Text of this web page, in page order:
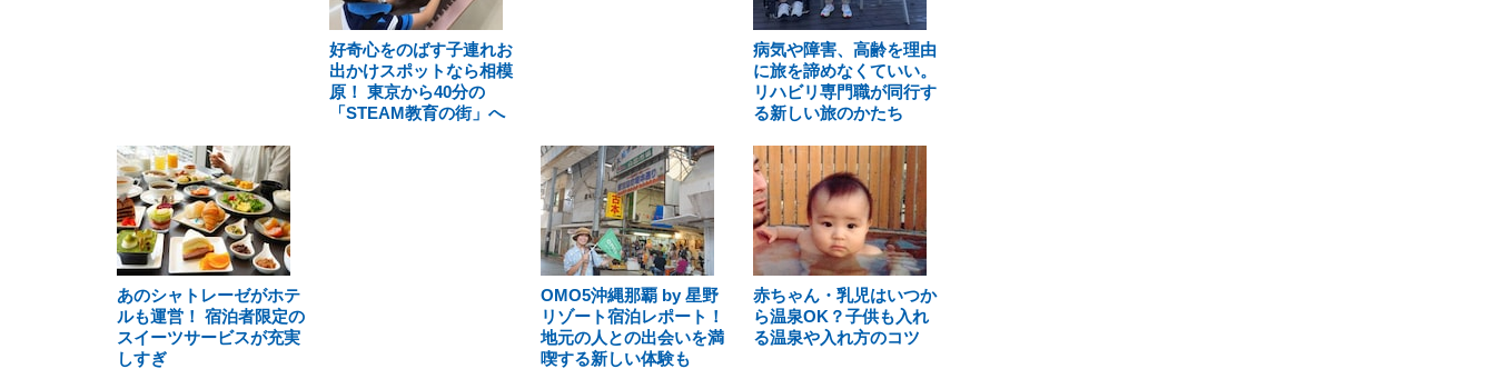
好奇心をのばす子連れお
出かけスポットなら相模
原！ 東京から40分の
「STEAM教育の街」へ
病気や障害、高齢を理由
に旅を諦めなくていい。
リハビリ専門職が同行す
る新しい旅のかたち
あのシャトレーゼがホテ
ルも運営！ 宿泊者限定の
スイーツサービスが充実
しすぎ
OMO5沖縄那覇 by 星野
リゾート宿泊レポート！
地元の人との出会いを満
喫する新しい体験も
赤ちゃん・乳児はいつか
ら温泉OK？子供も入れ
る温泉や入れ方のコツ